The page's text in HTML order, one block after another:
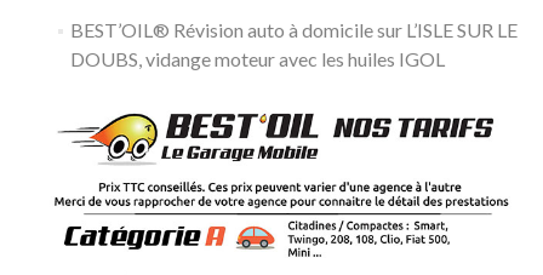
BEST’OIL® Révision auto à domicile sur L’ISLE SUR LE
DOUBS, vidange moteur avec les huiles IGOL